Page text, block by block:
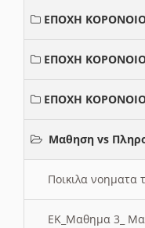
ΕΠΟΧΗ
ΕΠΟΧΗ
ΕΠΟΧΗ
Μαθηση vs
Ποικιλα νοηματα
ΕΚ_Μαθημα 3_